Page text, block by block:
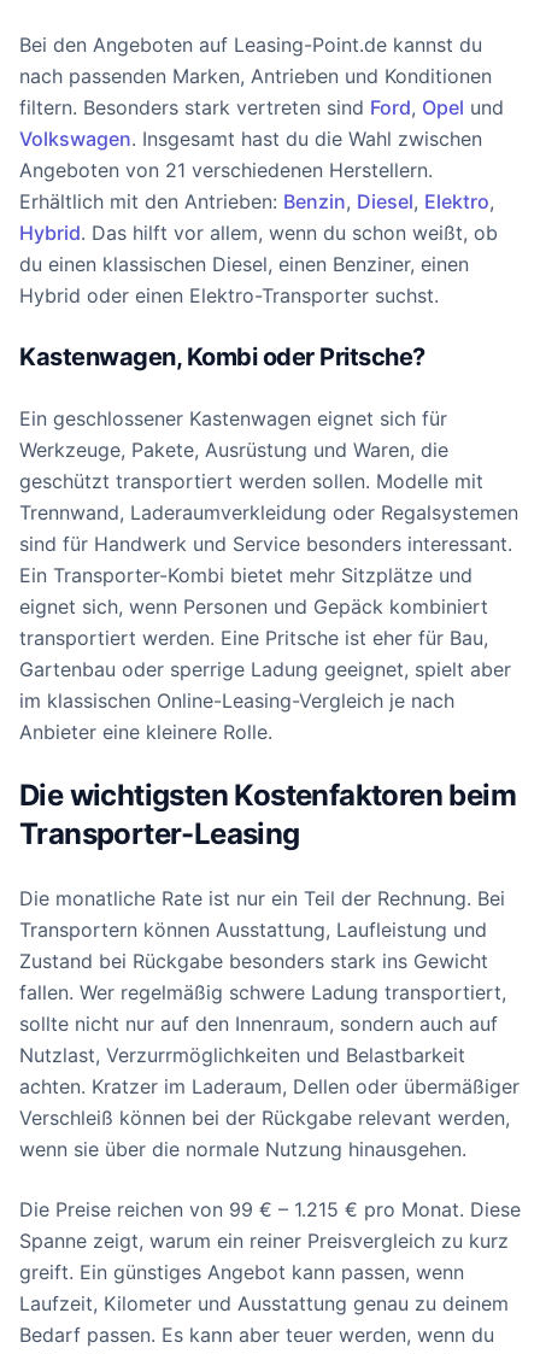
Bei den Angeboten auf Leasing-Point.de kannst du
nach passenden Marken, Antrieben und Konditionen
filtern. Besonders stark vertreten sind Ford, Opel und
Volkswagen. Insgesamt hast du die Wahl zwischen
Angeboten von 21 verschiedenen Herstellern.
Erhältlich mit den Antrieben: Benzin, Diesel, Elektro,
Hybrid. Das hilft vor allem, wenn du schon weißt, ob
du einen klassischen Diesel, einen Benziner, einen
Hybrid oder einen Elektro-Transporter suchst.
Kastenwagen, Kombi oder Pritsche?
Ein geschlossener Kastenwagen eignet sich für
Werkzeuge, Pakete, Ausrüstung und Waren, die
geschützt transportiert werden sollen. Modelle mit
Trennwand, Laderaumverkleidung oder Regalsystemen
sind für Handwerk und Service besonders interessant.
Ein Transporter-Kombi bietet mehr Sitzplätze und
eignet sich, wenn Personen und Gepäck kombiniert
transportiert werden. Eine Pritsche ist eher für Bau,
Gartenbau oder sperrige Ladung geeignet, spielt aber
im klassischen Online-Leasing-Vergleich je nach
Anbieter eine kleinere Rolle.
Die wichtigsten Kostenfaktoren beim
Transporter-Leasing
Die monatliche Rate ist nur ein Teil der Rechnung. Bei
Transportern können Ausstattung, Laufleistung und
Zustand bei Rückgabe besonders stark ins Gewicht
fallen. Wer regelmäßig schwere Ladung transportiert,
sollte nicht nur auf den Innenraum, sondern auch auf
Nutzlast, Verzurrmöglichkeiten und Belastbarkeit
achten. Kratzer im Laderaum, Dellen oder übermäßiger
Verschleiß können bei der Rückgabe relevant werden,
wenn sie über die normale Nutzung hinausgehen.
Die Preise reichen von 99 € – 1.215 € pro Monat. Diese
Spanne zeigt, warum ein reiner Preisvergleich zu kurz
greift. Ein günstiges Angebot kann passen, wenn
Laufzeit, Kilometer und Ausstattung genau zu deinem
Bedarf passen. Es kann aber teuer werden, wenn du